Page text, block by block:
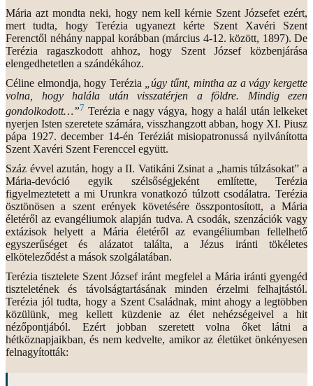
Mária azt mondta neki, hogy nem kell kérnie Szent Józsefet ezért,
mert tudta, hogy Terézia ugyanezt kérte Szent Xavéri Szent
Ferenctől néhány nappal korábban (március 4-12. között, 1897). De
Terézia ragaszkodott ahhoz, hogy Szent József közbenjárása
elengedhetetlen a szándékához.
Céline elmondja, hogy Terézia
„úgy tűnt, mintha az a vágy kergette
volna, hogy halála után visszatérjen a földre. Mindig ezen
gondolkodott…”7 Terézia e nagy vágya, hogy a halál után lelkeket
nyerjen Isten szeretete számára, visszhangzott abban, hogy XI. Piusz
pápa 1927. december 14-én Teréziát misiopatronussá nyilvánította
Szent Xavéri Szent Ferenccel együtt.
Száz évvel azután, hogy a II. Vatikáni Zsinat a „hamis túlzásokat” a
Mária-devóció egyik szélsőségjeként említette, Terézia
figyelmeztetett a mi Urunkra vonatkozó túlzott csodálatra. Terézia
ösztönösen a szent erények követésére összpontosított, a Mária
életéről az evangéliumok alapján tudva. A csodák, szenzációk vagy
extázisok helyett a Mária életéről az evangéliumban fellelhető
egyszerűséget és alázatot találta, a Jézus iránti tökéletes
elköteleződést a mások szolgálatában.
Terézia tisztelete Szent József iránt megfelel a Mária iránti gyengéd
tiszteletének és távolságtartásának minden érzelmi felhajtástól.
Terézia jól tudta, hogy a Szent Családnak, mint ahogy a legtöbben
közülünk, meg kellett küzdenie az élet nehézségeivel a hit
nézőpontjából. Ezért jobban szeretett volna őket látni a
hétköznapjaikban, és nem kedvelte, amikor az életüket önkényesen
felnagyították: